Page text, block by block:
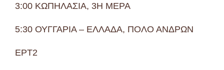
3:00 ΚΩΠΗΛΑΣΙΑ, 3Η ΜΕΡΑ
5:30 ΟΥΓΓΑΡΙΑ – ΕΛΛΑΔΑ, ΠΟΛΟ ΑΝΔΡΩΝ
ΕΡΤ2